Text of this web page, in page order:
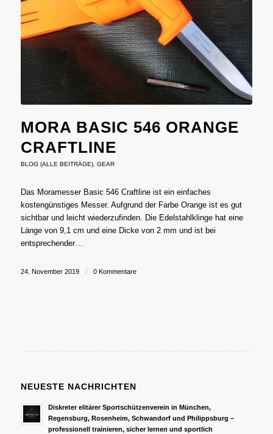
MORA BASIC 546 ORANGE
CRAFTLINE
BLOG (ALLE BEITRÄGE), GEAR
Das Moramesser Basic 546 Craftline ist ein einfaches
kostengünstiges Messer. Aufgrund der Farbe Orange ist es gut
sichtbar und leicht wiederzufinden. Die Edelstahlklinge hat eine
Länge von 9,1 cm und eine Dicke von 2 mm und ist bei
entsprechender…
24. November 2019 / 0 Kommentare
NEUESTE NACHRICHTEN
Diskreter elitärer Sportschützenverein in München,
Regensburg, Rosenheim, Schwandorf und Philippsburg –
professionell trainieren, sicher lernen und sportlich